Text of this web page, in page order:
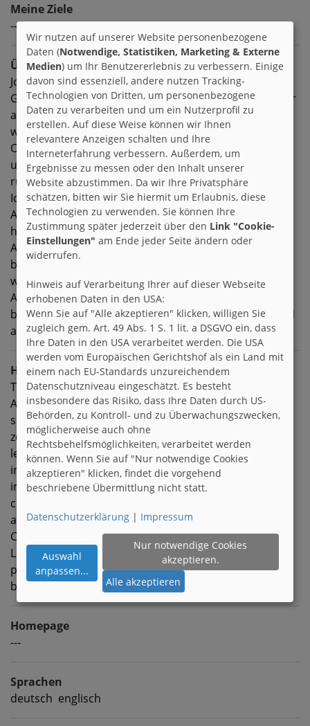
Meine Ziele
---
Über mich
Joa Hi.. ich bin die Caro,32Jahre alt...hab am 1.4.
Geburtstag und reihe mich so langsam in den Club der
alten Säcke ein :D Ich komm aus dem mehr oder
weniger schönen NRW und bin eigentlich ein
Ostblockkind :D ich komm aus der ehemaligen DDR
und bin aber schon sehr früh mit Mama
rübergekommen.
Ich hab die Realschule abgeschlossen und eine
Ausbildung zur staatlich geprüften Sozialhelferin
hinter mir.Inzwischen musste ich aber leider ne
Ausbildung zur Einzelhandelskauffrau anfangen und
bin zum Glück im Mai 2010 damit fertig geworden.Hm
was isn noch intressant??hmmmm....keine
Ahnung....wenn Fragen sind einfach melden :D ich
beiss nich...ausser in gaaanz seltenen Ausnahmen und
auf Wunsch ;)
Hobbies
Tattoos&Piercings
Auto fahren
singen
zeichnen
lesen (psychothriller,horror)
ins Kino gehen
im Ruhrpott auf hochöfen klettern
chillen
ausschlafen
Car Hifi und Tuning
Leute schockieren
provozieren^^
besonders heiss duschen
Homepage
---
Sprachen
deutsch englisch
Wir nutzen auf unserer Website personenbezogene
Daten (Notwendige, Statistiken, Marketing & Externe
Medien) um Ihr Benutzererlebnis zu verbessern. Einige
davon sind essenziell, andere nutzen Tracking-
Technologien von Dritten, um personenbezogene
Daten zu verarbeiten und um ein Nutzerprofil zu
erstellen. Auf diese Weise können wir Ihnen
relevantere Anzeigen schalten und Ihre
Interneterfahrung verbessern. Außerdem, um
Ergebnisse zu messen oder den Inhalt unserer
Website abzustimmen. Da wir Ihre Privatsphäre
schätzen, bitten wir Sie hiermit um Erlaubnis, diese
Technologien zu verwenden. Sie können Ihre
Zustimmung später jederzeit über den Link "Cookie-
Einstellungen" am Ende jeder Seite ändern oder
widerrufen.
Hinweis auf Verarbeitung Ihrer auf dieser Webseite
erhobenen Daten in den USA:
Wenn Sie auf "Alle akzeptieren" klicken, willigen Sie
zugleich gem. Art. 49 Abs. 1 S. 1 lit. a DSGVO ein, dass
Ihre Daten in den USA verarbeitet werden. Die USA
werden vom Europäischen Gerichtshof als ein Land mit
einem nach EU-Standards unzureichendem
Datenschutzniveau eingeschätzt. Es besteht
insbesondere das Risiko, dass Ihre Daten durch US-
Behörden, zu Kontroll- und zu Überwachungszwecken,
möglicherweise auch ohne
Rechtsbehelfsmöglichkeiten, verarbeitet werden
können. Wenn Sie auf "Nur notwendige Cookies
akzeptieren" klicken, findet die vorgehend
beschriebene Übermittlung nicht statt.
Datenschutzerklärung | Impressum
Auswahl
anpassen...
Nur notwendige Cookies
akzeptieren.
Alle akzeptieren